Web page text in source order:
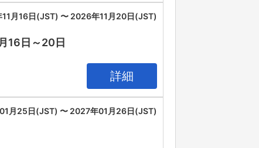
月16日(JST) 〜 2026年11月20日(JST)
16日～20日
詳細
月25日(JST) 〜 2027年01月26日(JST)